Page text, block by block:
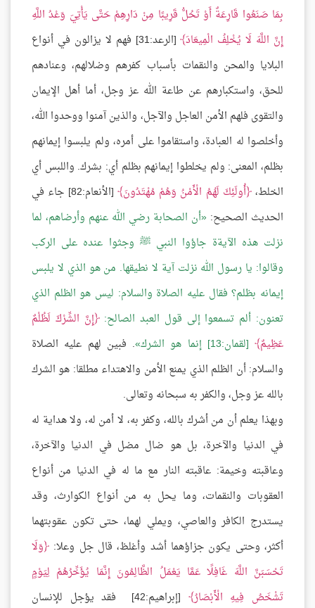
بِمَا صَنَعُوا قَارِعَةٌ أَوْ تَحُلُّ قَرِيبًا مِنْ دَارِهِمْ حَتَّى يَأْتِيَ وَعْدُ اللَّهِ
إِنَّ اللَّهَ لَا يُخْلِفُ الْمِيعَادَ
[الرعد:31] فهم لا يزالون في أنواع
البلايا والمحن والنقمات بأسباب كفرهم وضلالهم، وعنادهم
للحق، واستكبارهم عن طاعة الله عز وجل، أما أهل الإيمان
والتقوى فلهم الأمن العاجل والآجل، والذين آمنوا ووحدوا الله،
وأخلصوا له العبادة، واستقاموا على أمره، ولم يلبسوا إيمانهم
بظلم، المعنى: ولم يخلطوا إيمانهم بظلم أي: بشرك. واللبس أي
الخلط، أُولَئِكَ لَهُمُ الْأَمْنُ وَهُمْ مُهْتَدُونَ
[الأنعام:82] جاء في
الحديث الصحيح: أن الصحابة رضي الله عنهم وأرضاهم، لما
نزلت هذه الآيةة جاؤوا النبي ﷺ وجثوا عنده على الركب
وقالوا: يا رسول الله نزلت آية لا نطيقها. من هو الذي لا يلبس
إيمانه بظلم؟ فقال عليه الصلاة والسلام: ليس هو الظلم الذي
تعنون: ألم تسمعوا إلى قول العبد الصالح: إِنَّ الشِّرْكَ لَظُلْمٌ
عَظِيمٌ
[لقمان:13] إنما هو الشرك
. فبين لهم عليه الصلاة
والسلام: أن الظلم الذي يمنع الأمن والاهتداء مطلقا: هو الشرك
بالله عز وجل، والكفر به سبحانه وتعالى.
وبهذا يعلم أن من أشرك بالله، وكفر به، لا أمن له، ولا هداية له
في الدنيا والآخرة، بل هو ضال مضل في الدنيا والآخرة،
وعاقبته وخيمة: عاقبته النار مع ما له في الدنيا من أنواع
العقوبات والنقمات، وما يحل به من أنواع الكوارث، وقد
يستدرج الكافر والعاصي، ويملي لهما، حتى تكون عقوبتهما
أكثر، وحتى يكون جزاؤهما أشد وأغلظ، قال جل وعلا: وَلَا
تَحْسَبَنَّ اللَّهَ غَافِلًا عَمَّا يَعْمَلُ الظَّالِمُونَ إِنَّمَا يُؤَخِّرُهُمْ لِيَوْمٍ
تَشْخَصُ فِيهِ الْأَبْصَارُ
[إبراهيم:42] فقد يؤجل للإنسان